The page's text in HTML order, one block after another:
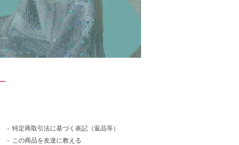
特定商取引法に基づく表記（返品等）
この商品を友達に教える